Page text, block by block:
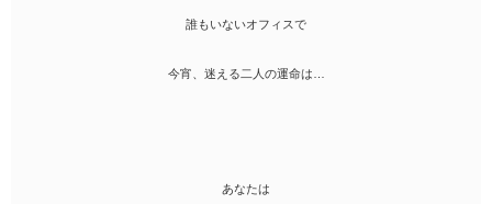
誰もいないオフィスで
今宵、迷える二人の運命は…
あなたは